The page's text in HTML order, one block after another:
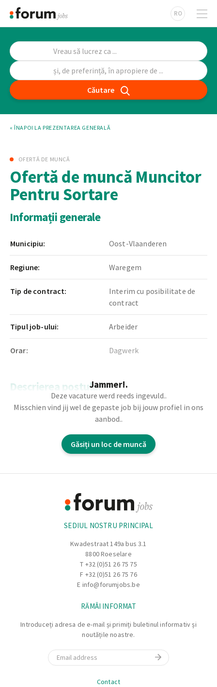
RO
Căutare
« ÎNAPOI LA PREZENTAREA GENERALĂ
OFERTĂ DE MUNCĂ
Ofertă de muncă Muncitor
Pentru Sortare
Informații generale
Municipiu: Oost-Vlaanderen
Regiune: Waregem
Tip de contract:
Interim cu posibilitate de
contract
Tipul job-ului: Arbeider
Orar: Dagwerk
Descrierea postului
Cautam un angajat pentru sortare motivat care sa se
alature echipei noastre. În aceasta pozitie, veti fi
responsabil de sortarea diferitelor materiale si de
procesarea corecta a acestora.
Jammer!.
Deze vacature werd reeds ingevuld..
Misschien vind jij wel de gepaste job bij jouw profiel in ons
aanbod..
Găsiți un loc de muncă
SEDIUL NOSTRU PRINCIPAL
Kwadestraat 149a bus 3.1
8800 Roeselare
T +32 (0)51 26 75 75
F +32 (0)51 26 75 76
E info@forumjobs.be
RĂMÂI INFORMAT
Introduceți adresa de e-mail și primiți buletinul informativ și
noutățile noastre.
Email
Contact